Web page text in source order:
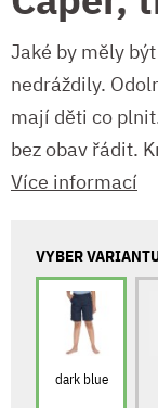
Jaké by měly
nedráždily.
mají děti co
bez obav řádit.
Více informací
VYBER
dark blue